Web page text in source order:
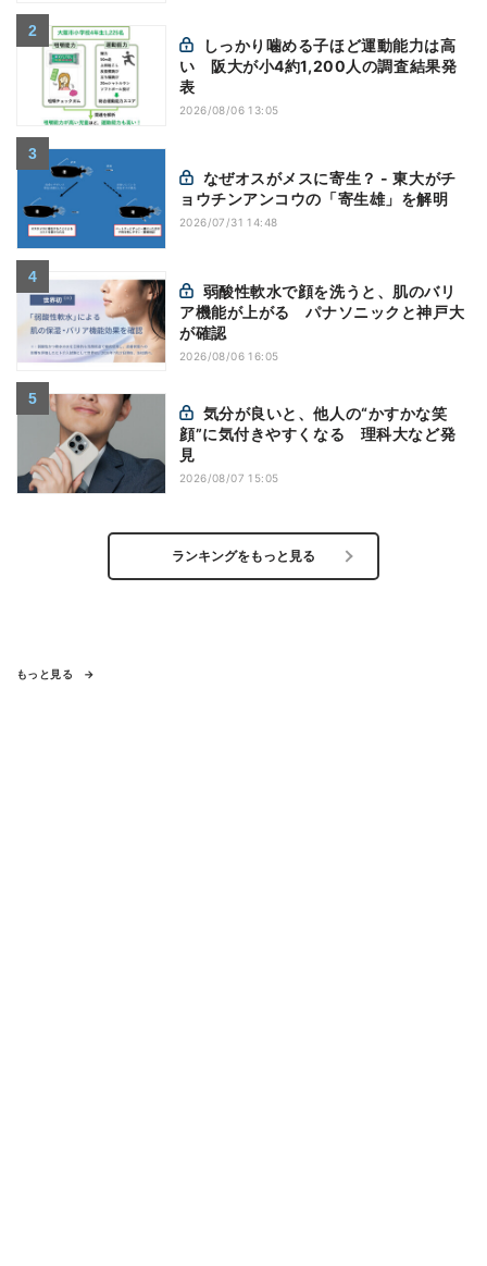
い 阪大が小4約1,200人の調査結果発
表
2026/08/06 13:05
ョウチンアンコウの「寄生雄」を解明
2026/07/31 14:48
ア機能が上がる パナソニックと神戸大
が確認
2026/08/06 16:05
顔”に気付きやすくなる 理科大など発
見
2026/08/07 15:05
ランキングをもっと見る
もっと見る